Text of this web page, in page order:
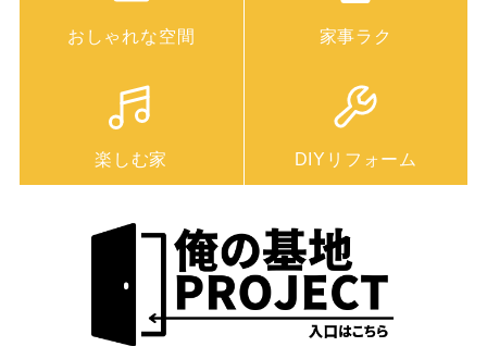
おしゃれな空間 家事ラク
楽しむ家 DIYリフォーム